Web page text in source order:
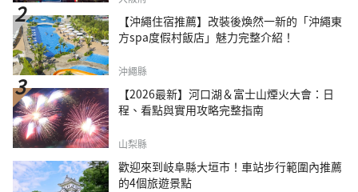
【沖繩住宿推薦】改裝後煥然一新的「沖繩東
方spa度假村飯店」魅力完整介紹！
沖繩縣
【2026最新】河口湖＆富士山煙火大會：日
程、看點與實用攻略完整指南
山梨縣
歡迎來到岐阜縣大垣市！車站步行範圍內推薦
的4個旅遊景點